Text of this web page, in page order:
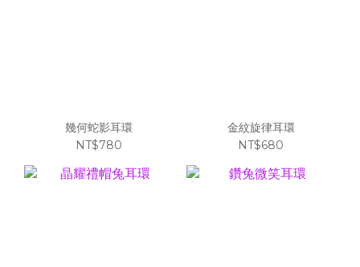
幾何蛇影耳環
NT$780
金紋旋律耳環
NT$680